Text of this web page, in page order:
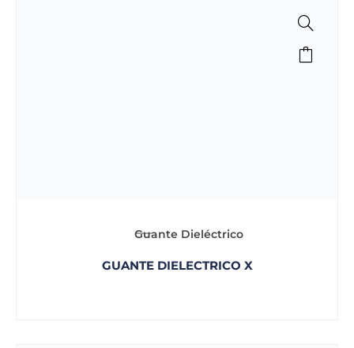
Guante Dieléctrico
GUANTE DIELECTRICO X